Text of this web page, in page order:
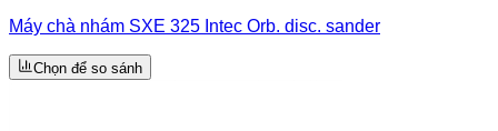
Máy chà nhám SXE 325 Intec Orb. disc. sander
Chọn để so sánh